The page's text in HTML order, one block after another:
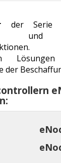
der Serie
und
der